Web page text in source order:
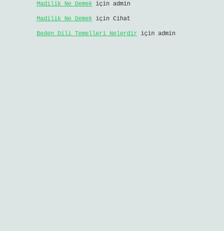
Madilik Ne Demekiçin admin
Madilik Ne Demekiçin Cihat
Beden Dili Temelleri Nelerdir için admin